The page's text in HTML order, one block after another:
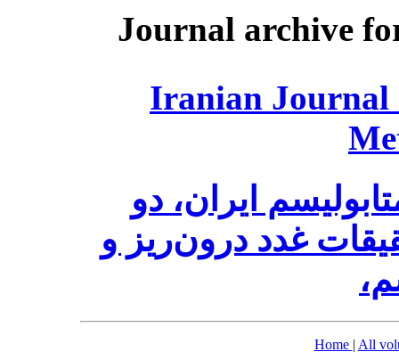
Journal archive
Iranian Journal
ایران، دو
غدد درون‌ریز و
Home | All